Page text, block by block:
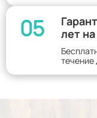
05
лет
течение